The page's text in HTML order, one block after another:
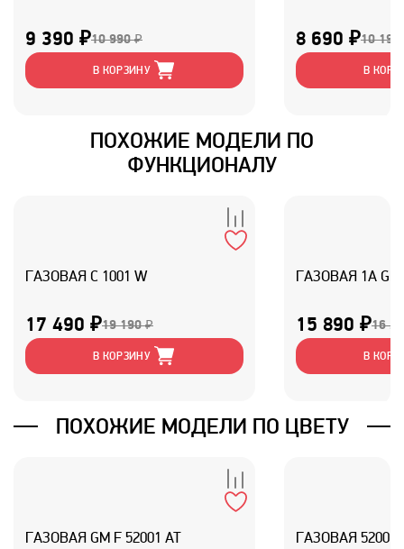
9 390 ₽10 990 ₽
В КОРЗИНУ
8 690 ₽10 190
В
ПОХОЖИЕ МОДЕЛИ ПО
ФУНКЦИОНАЛУ
ГАЗОВАЯ C 1001 W
17 490 ₽19 190 ₽
В КОРЗИНУ
ГАЗОВАЯ 1A
15 890 ₽16
В
ПОХОЖИЕ МОДЕЛИ ПО ЦВЕТУ
ГАЗОВАЯ GM F 52001 AT ГАЗОВАЯ 52001